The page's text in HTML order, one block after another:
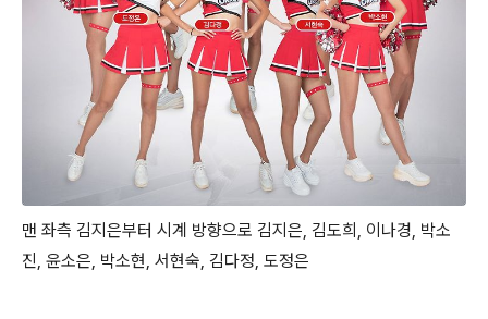
맨 좌측 김지은부터 시계 방향으로 김지은, 김도희, 이나경, 박소
진, 윤소은, 박소현, 서현숙, 김다정, 도정은